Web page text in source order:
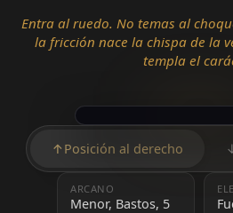
Entra al ruedo. No temas al
la fricción nace la chispa de la
templa el
↑ Posición al derecho
ARCANO
Menor, Bastos, 5